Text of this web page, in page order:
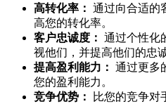
高转化率： 通过向合适的
高您的转化率。
客户忠诚度： 通过个性化
视他们，并提高他们的忠诚
提高盈利能力： 通过更多
您的盈利能力。
竞争优势：
比您的竞争对